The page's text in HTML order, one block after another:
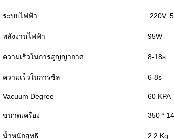
ระบบไฟฟ้า 220V,
พลังงานไฟฟ้า 95W
ความเร็วในการสูญญากาศ 8-18s
ความเร็วในการซีล 6-8s
Vacuum Degree 60 KPA
ขนาดเครื่อง 350 *
น้ำหนักสุทธิ 2.2 Kg